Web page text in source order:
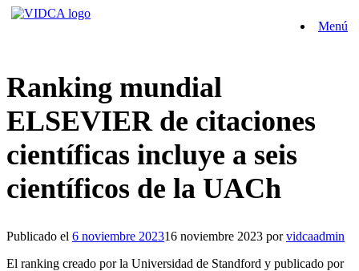
Saltar
Menú
Ranking mundial
ELSEVIER de citaciones
científicas incluye a seis
científicos de la UACh
Publicado el 6 noviembre 202316 noviembre 2023 porvidcaadmin
El ranking creado por la Universidad de Standford y publicado por